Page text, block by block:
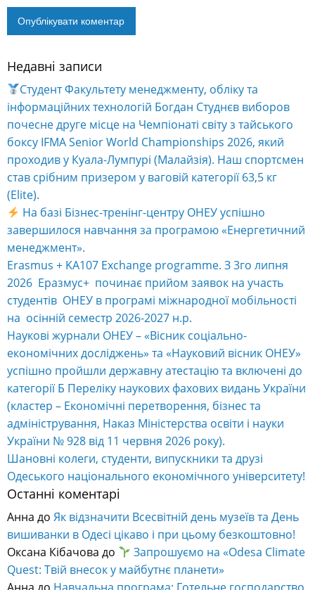
Alternative:
Недавні записи
Студент Факультету менеджменту, обліку та
інформаційних технологій Богдан Студнєв виборов
почесне друге місце на Чемпіонаті світу з тайського
боксу IFMA Senior World Championships 2026, який
проходив у Куала-Лумпурі (Малайзія). Наш спортсмен
став срібним призером у ваговій категорії 63,5 кг
(Elite).
На базі Бізнес-тренінг-центру ОНЕУ успішно
завершилося навчання за програмою «Енергетичний
менеджмент».
Erasmus + KA107 Exchange programme. З 3го липня
2026 Еразмус+ починає прийом заявок на участь
студентів ОНЕУ в програмі міжнародної мобільності
на осінній семестр 2026-2027 н.р.
Наукові журнали ОНЕУ – «Вісник соціально-
економічних досліджень» та «Науковий вісник ОНЕУ»
успішно пройшли державну атестацію та включені до
категорії Б Переліку наукових фахових видань України
(кластер – Економічні перетворення, бізнес та
адміністрування, Наказ Міністерства освіти і науки
України № 928 від 11 червня 2026 року).
Шановні колеги, студенти, випускники та друзі
Одеського національного економічного університету!
Останні коментарі
Анна до Як відзначити Всесвітній день музеїв та День
вишиванки в Одесі цікаво і при цьому безкоштовно!
Оксана Кібачова до
Запрошуємо на «Odesa Climate
Quest: Твій внесок у майбутнє планети»